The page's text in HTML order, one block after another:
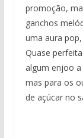
promoção,
ganchos
uma aura
Quase
algum enjoo
mas para os
de açúcar no